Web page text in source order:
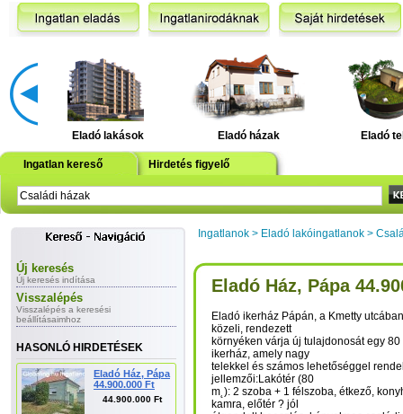
Eladó lakások Eladó házak Eladó
Ingatlan kereső Hirdetés figyelő
Új keresés
Új keresés indítása
Visszalépés
Visszalépés a keresési
beállításaimhoz
HASONLÓ HIRDETÉSEK
Eladó Ház, Pápa
44.900.000 Ft
44.900.000 Ft
Ingatlanok > Eladó lakóingatlanok >
Eladó Ház, Pápa
Eladó ikerház Pápán, a Kmetty
közeli, rendezett
környéken várja új tulajdonosát egy 80
ikerház, amely nagy
telekkel és számos lehetőséggel
jellemzői:Lakótér (80
m˛): 2 szoba + 1 félszoba, étkező,
kamra, előtér ? jól